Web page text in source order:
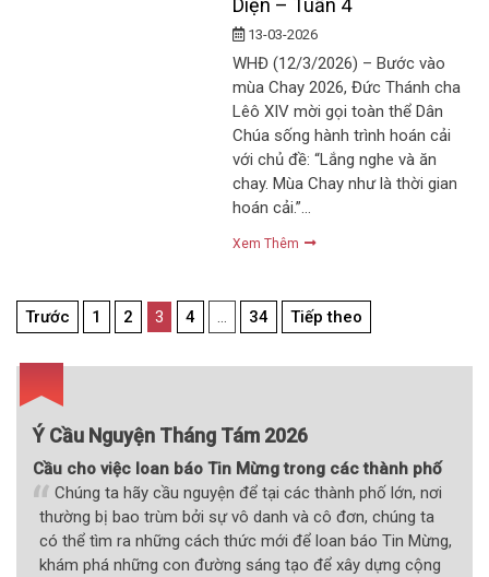
13-03-2026
WHĐ (12/3/2026) – Bước vào
mùa Chay 2026, Đức Thánh cha
Lêô XIV mời gọi toàn thể Dân
Chúa sống hành trình hoán cải
với chủ đề: “Lắng nghe và ăn
chay. Mùa Chay như là thời gian
hoán cải.”…
Xem Thêm
Điều
hướng
bài
viết
Trước 1 2 3 4 … 34 Tiếp theo
Ý Cầu Nguyện Tháng Tám 2026
Cầu cho việc loan báo Tin Mừng trong các thành phố
Chúng ta hãy cầu nguyện để tại các thành phố lớn, nơi
thường bị bao trùm bởi sự vô danh và cô đơn, chúng ta
có thể tìm ra những cách thức mới để loan báo Tin Mừng,
khám phá những con đường sáng tạo để xây dựng cộng